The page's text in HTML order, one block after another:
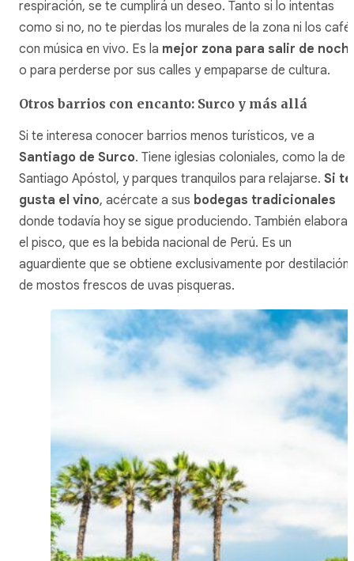
respiración, se te cumplirá un deseo. Tanto si lo intentas
como si no, no te pierdas los murales de la zona ni los
con música en vivo. Es la mejor zona para salir de
o para perderse por sus calles y empaparse de cultura.
Otros barrios con encanto: Surco y más allá
Si te interesa conocer barrios menos turísticos, ve a
Santiago de Surco. Tiene iglesias coloniales, como la de
Santiago Apóstol, y parques tranquilos para relajarse. Si te
gusta el vino, acércate a sus bodegas tradicionales
donde todavía hoy se sigue produciendo. También elaboran
el pisco, que es la bebida nacional de Perú. Es un
aguardiente que se obtiene exclusivamente por destilación
de mostos frescos de uvas pisqueras.